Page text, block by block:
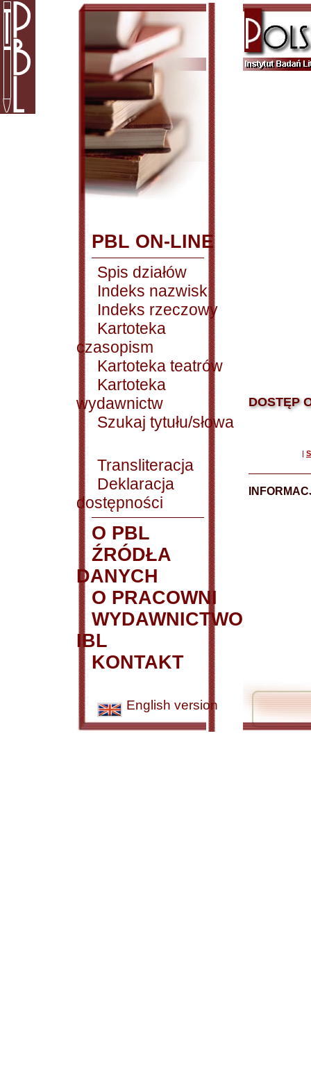
PBL ON-LINE
Spis działów
Indeks nazwisk
Indeks rzeczowy
Kartoteka
czasopism
Kartoteka teatrów
Kartoteka
wydawnictw
Szukaj tytułu/słowa
Transliteracja
Deklaracja
dostępności
O PBL
ŹRÓDŁA
DANYCH
O PRACOWNI
WYDAWNICTWO
IBL
KONTAKT
English version
DOSTĘP
|